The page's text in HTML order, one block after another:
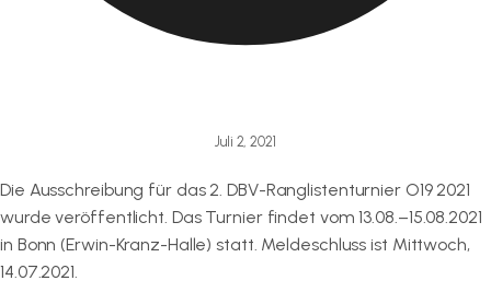
Juli 2, 2021
Die Ausschreibung für das 2. DBV-Ranglistenturnier O19 2021
wurde veröffentlicht. Das Turnier findet vom 13.08.–15.08.2021
in Bonn (Erwin-Kranz-Halle) statt. Meldeschluss ist Mittwoch,
14.07.2021.